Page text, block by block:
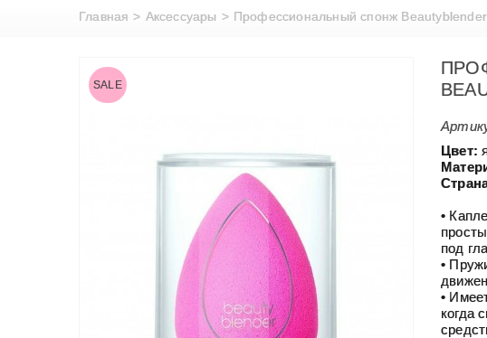
Главная > Аксессуары > Профессиональный спонж
SALE
Цвет:
•
под
•
•
когда